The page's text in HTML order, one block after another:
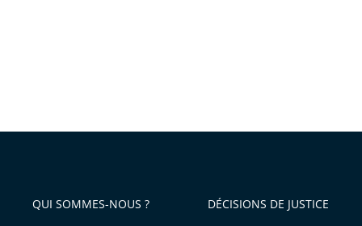
QUI SOMMES-NOUS ? DÉCISIONS DE JUSTICE